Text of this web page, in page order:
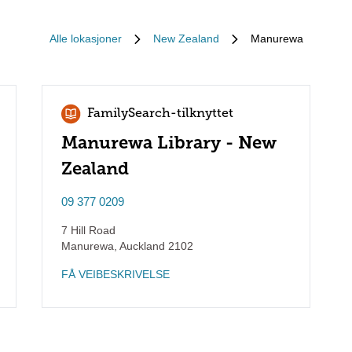
Alle lokasjoner New Zealand Manurewa
FamilySearch-tilknyttet
Manurewa Library - New
Zealand
09 377 0209
7 Hill Road
Manurewa Auckland 2102
FÅ VEIBESKRIVELSE